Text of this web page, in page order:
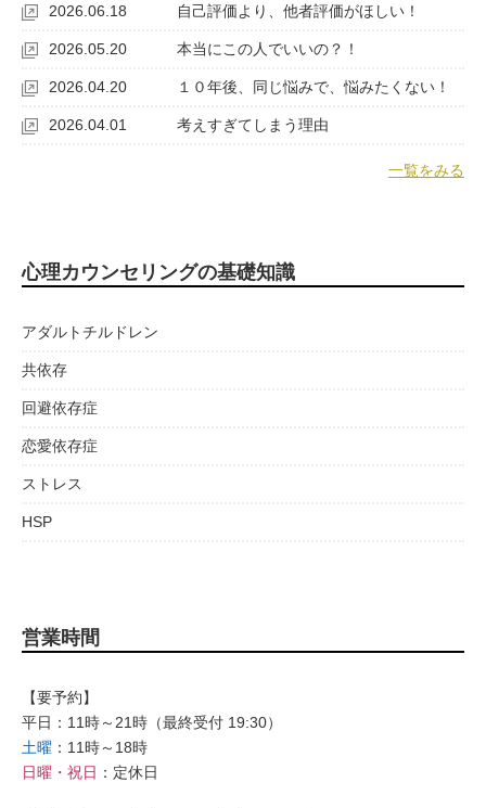
2026.06.18 自己評価より、他者評価がほしい！
2026.05.20 本当にこの人でいいの？！
2026.04.20 １０年後、同じ悩みで、悩みたくない！
2026.04.01 考えすぎてしまう理由
一覧をみる
心理カウンセリングの基礎知識
アダルトチルドレン
共依存
回避依存症
恋愛依存症
ストレス
HSP
営業時間
【要予約】
平日：11時～21時（最終受付 19:30）
土曜 ：11時～18時
日曜・祝日 ：定休日